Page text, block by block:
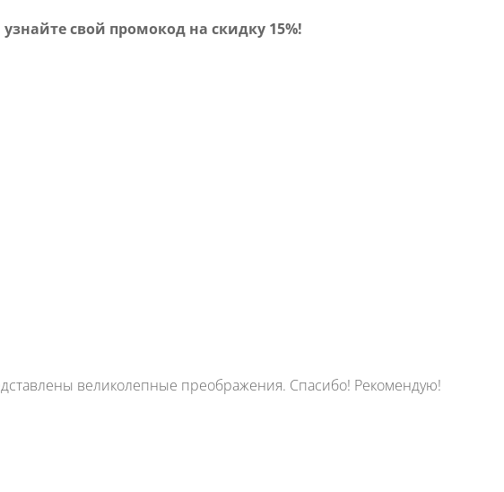
свой промокод на скидку 15%!
великолепные преображения. Спасибо! Рекомендую!